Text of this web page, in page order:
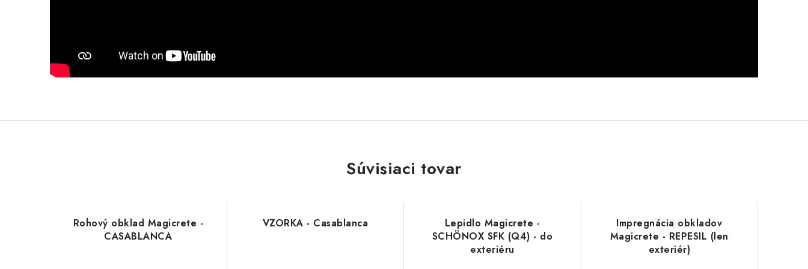
Súvisiaci tovar
Rohový obklad Magicrete -
CASABLANCA
VZORKA - Casablanca
Lepidlo Magicrete -
SCHÖNOX SFK (Q4) - do
exteriéru
Impregnácia obkladov
Magicrete - REPESIL (len
exteriér)